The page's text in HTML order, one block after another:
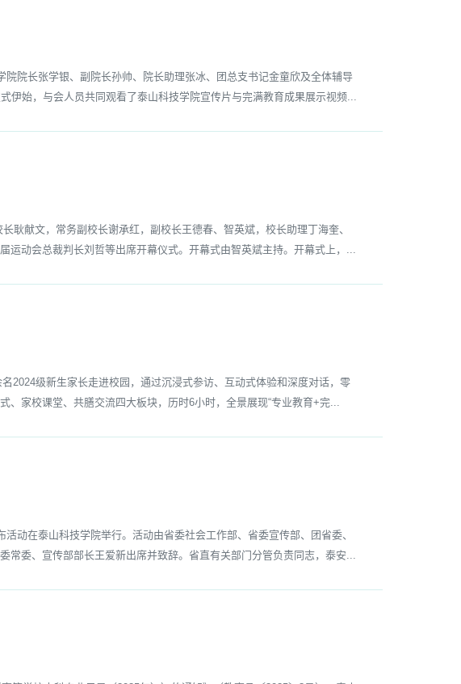
院长张学银、副院长孙帅、院长助理张冰、团总支书记金童欣及全体辅导
伊始，与会人员共同观看了泰山科技学院宣传片与完满教育成果展示视频...
献文，常务副校长谢承红，副校长王德春、智英斌，校长助理丁海奎、
运动会总裁判长刘哲等出席开幕仪式。开幕式由智英斌主持。开幕式上，...
级新生家长走进校园，通过沉浸式参访、互动式体验和深度对话，零
家校课堂、共膳交流四大板块，历时6小时，全景展现“专业教育+完...
在泰山科技学院举行。活动由省委社会工作部、省委宣传部、团省委、
常委、宣传部部长王爱新出席并致辞。省直有关部门分管负责同志，泰安...